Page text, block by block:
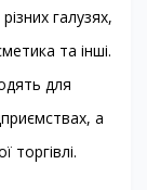
галузях,
та інші.
для
а
торгівлі.